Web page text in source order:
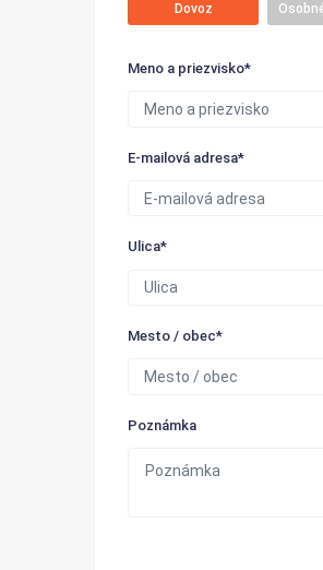
Dovoz
Meno a priezvisko*
E-mailová adresa*
Ulica*
Mesto / obec*
Poznámka